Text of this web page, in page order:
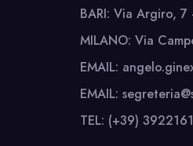
BARI: Via Argiro, 7
MILANO: Via
EMAIL:
EMAIL:
TEL: (+39)